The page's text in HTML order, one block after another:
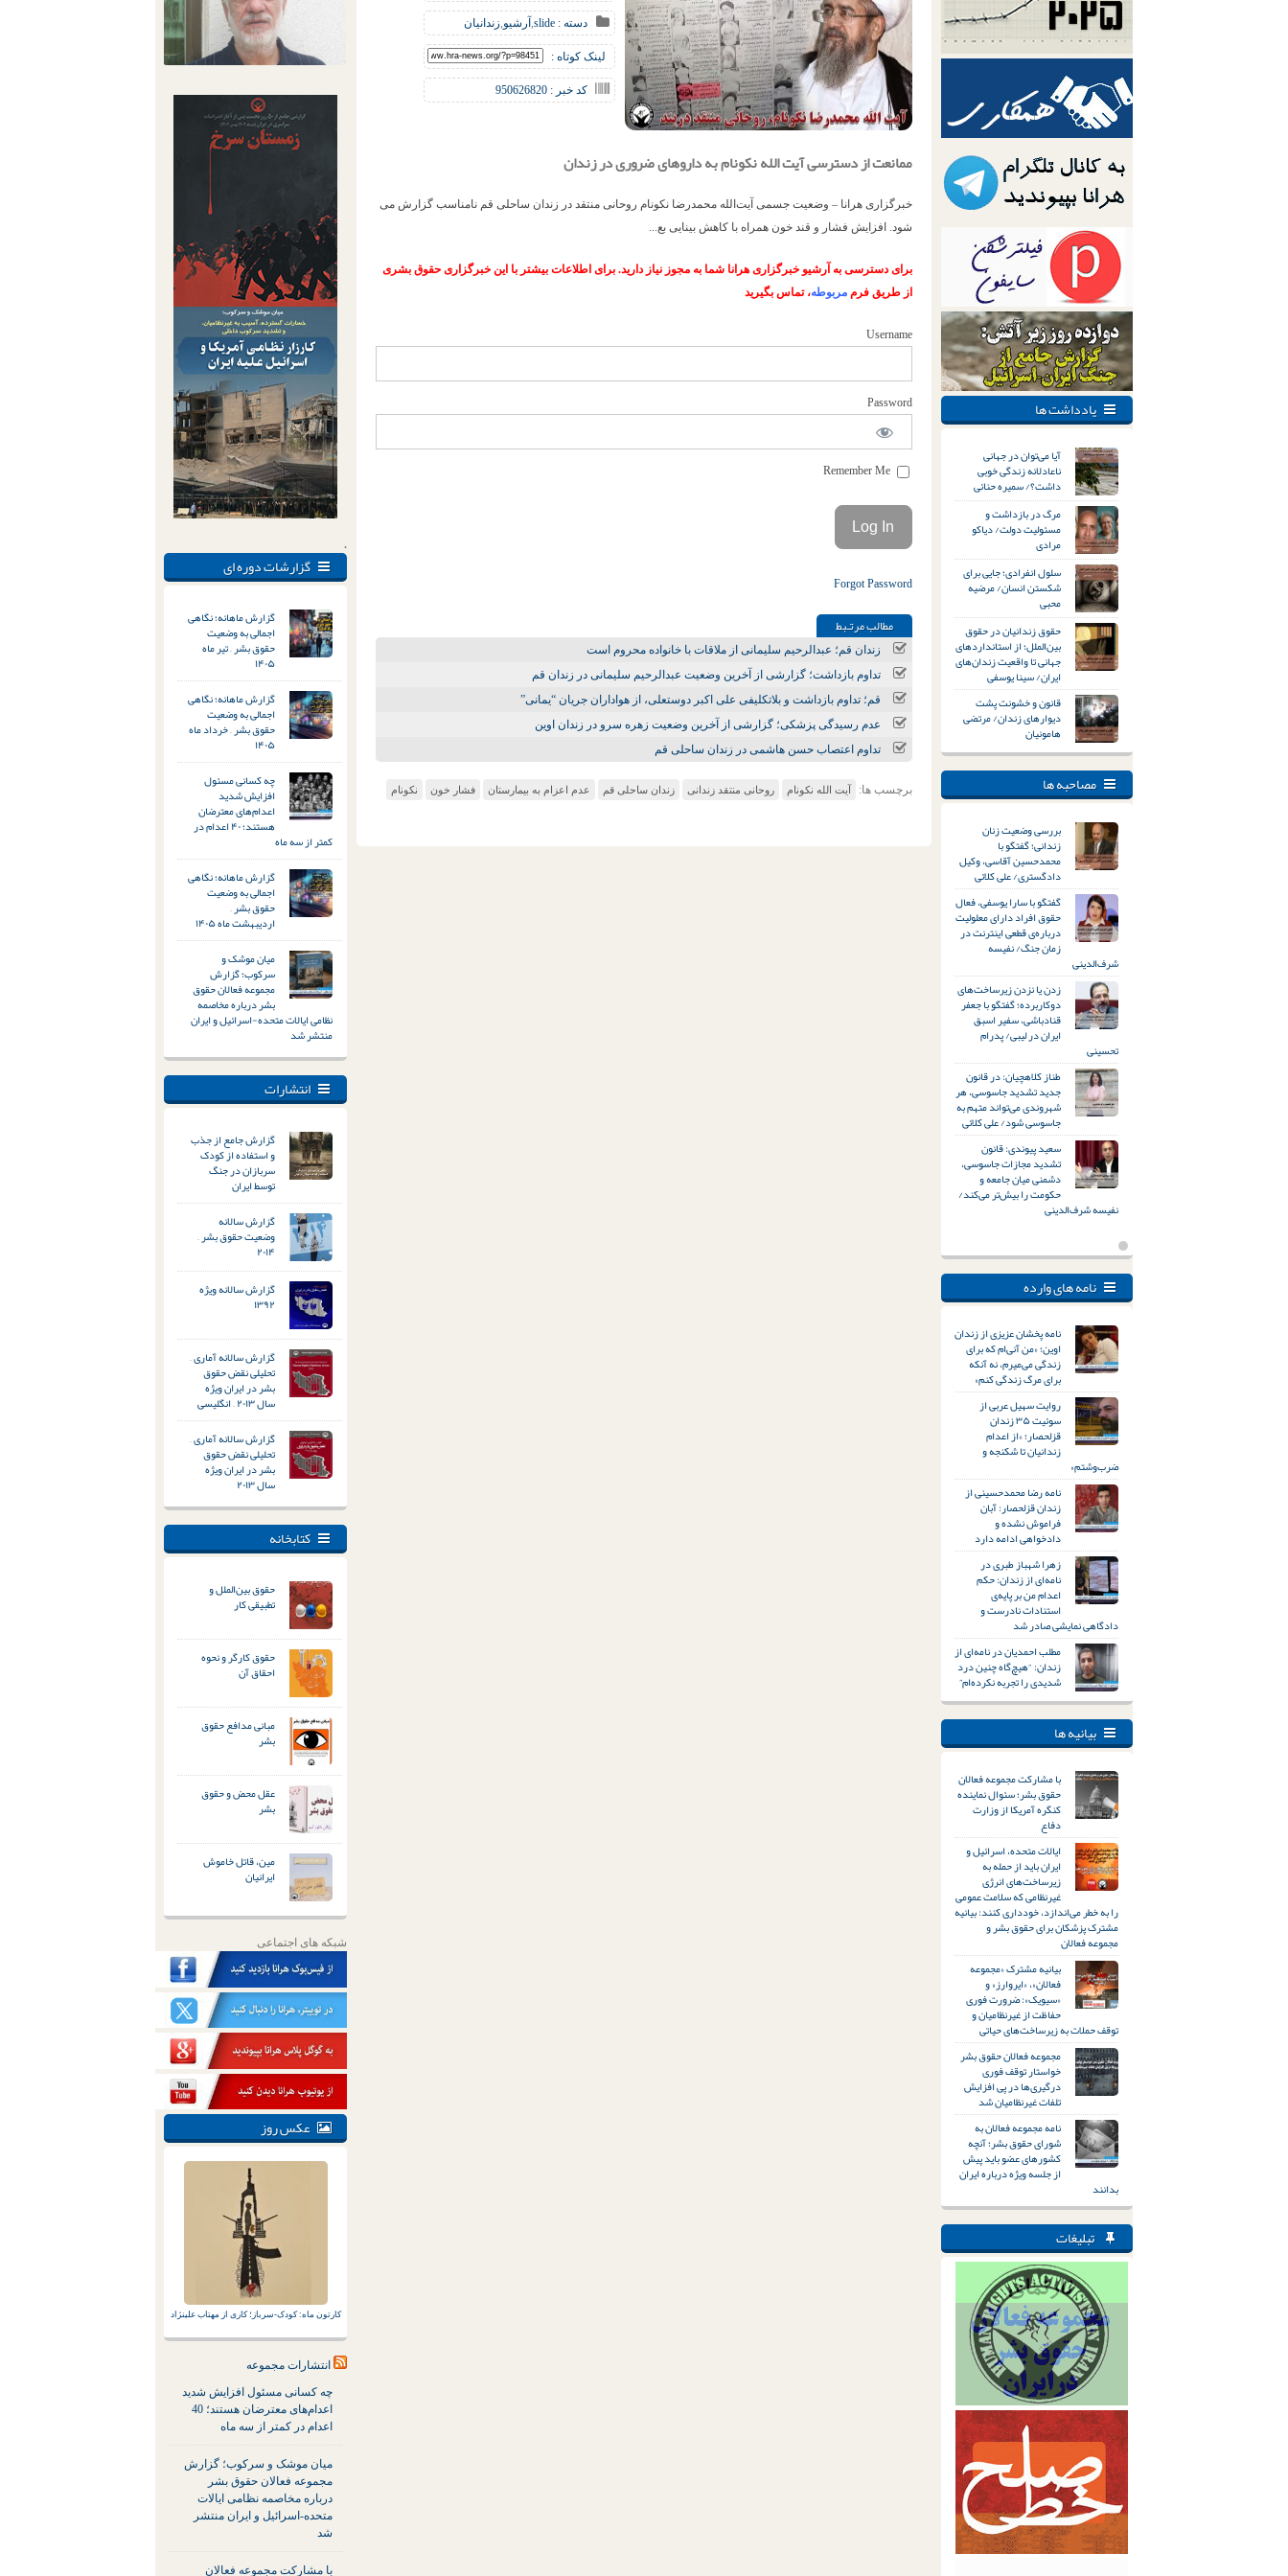
.
گزارشات دوره ای
گزارش ماهانه؛ نگاهی
اجمالی به وضعیت
حقوق بشر – تیر ماه
۱۴۰۵
گزارش ماهانه؛ نگاهی
اجمالی به وضعیت
حقوق بشر – خرداد ماه
۱۴۰۵
چه کسانی مسئول
افزایش شدید
اعدام‌های معترضان
هستند؛ ۴۰ اعدام در
کمتر از سه ماه
گزارش ماهانه؛ نگاهی
اجمالی به وضعیت
حقوق بشر –
اردیبهشت ماه ۱۴۰۵
میان موشک و
سرکوب؛ گزارش
مجموعه فعالان حقوق
بشر درباره مخاصمه
نظامی ایالات متحده-اسرائیل و ایران
منتشر شد
انتشارات
گزارش جامع از جذب
و استفاده از کودک
سربازان در جنگ
توسط ایران
گزارش سالانه
وضعیت حقوق بشر –
۲۰۱۴
گزارش سالانه ویژه
۱۳۹۲
گزارش سالانه آماری –
تحلیلی نقض حقوق
بشر در ایران ویژه
سال ۲۰۱۳ – انگلیسی
گزارش سالانه آماری –
تحلیلی نقض حقوق
بشر در ایران ویژه
سال ۲۰۱۳
کتابخانه
حقوق بین‌الملل و
تطبیقی کار
حقوق کارگر و نحوه
احقاق آن
مبانی مدافع حقوق
بشر
عقل محض و حقوق
بشر
مین، قاتل خاموش
ایرانیان
شبکه های اجتماعی
عکس روز
کارتون ماه: کودک-سرباز؛ کاری از مهتاب علینژاد
انتشارات مجموعه
چه کسانی مسئول افزایش شدید
اعدام‌های معترضان هستند؛ 40
اعدام در کمتر از سه ماه
میان موشک و سرکوب؛ گزارش
مجموعه فعالان حقوق بشر
درباره مخاصمه نظامی ایالات
متحده-اسرائیل و ایران منتشر
شد
با مشارکت مجموعه فعالان
دسته : slide
,آرشیو,زندانیان
لینک کوتاه :
کد خبر : 950626820
ممانعت از دسترسی آیت الله نکونام به داروهای ضروری در زندان
خبرگزاری هرانا – وضعیت جسمی آیت‌الله محمدرضا نکونام روحانی منتقد در زندان ساحلی قم نامناسب گزارش می
شود. افزایش فشار و قند خون همراه با کاهش بینایی بع...
برای دسترسی به آرشیو خبرگزاری هرانا شما به مجوز نیاز دارید. برای اطلاعات بیشتر با این خبرگزاری حقوق بشری
از طریق فرم مربوطه، تماس بگیرید
Username
Password
Forgot Password
مطالب مرتـبط
زندان قم؛ عبدالرحیم سلیمانی از ملاقات با خانواده محروم است
تداوم بازداشت؛ گزارشی از آخرین وضعیت عبدالرحیم سلیمانی در زندان قم
قم؛ تداوم بازداشت و بلاتکلیفی علی اکبر دوستعلی، از هواداران جریان “یمانی”
عدم رسیدگی پزشکی؛ گزارشی از آخرین وضعیت زهره سرو در زندان اوین
تداوم اعتصاب حسن هاشمی در زندان ساحلی قم
برچسب ها: آیت الله نکونام روحانی منتقد زندانی زندان ساحلی قم عدم اعزام به بیمارستان فشار خون نکونام
یادداشت ها
آیا می‌توان در جهانی
ناعادلانه زندگی خوبی
داشت؟/ سمیره حنائی
مرگ در بازداشت و
مسئولیت دولت/ دیاکو
مرادی
سلول انفرادی؛ جایی برای
شکستن انسان/ مرضیه
محبی
حقوق زندانیان در حقوق
بین‌الملل؛ از استانداردهای
جهانی تا واقعیت زندان‌های
ایران/ سینا یوسفی
قانون و خشونت پشت
دیوارهای زندان/ مرتضی
هامونیان
مصاحبه ها
بررسی وضعیت زنان
زندانی؛ گفتگو با
محمدحسین آقاسی، وکیل
دادگستری/ علی کلائی
گفتگو با سارا یوسفی، فعال
حقوق افراد دارای معلولیت
درباره‌ی قطعی اینترنت در
زمان جنگ/ نفیسه
شرف‌الدینی
زدن یا نزدن زیرساخت‌های
دوکاربرده؛ گفتگو با جعفر
قنادباشی، سفیر اسبق
ایران در لیبی/ پدرام
تحسینی
طناز کلاهچیان: در قانون
جدید تشدید جاسوسی، هر
شهروندی می‌تواند متهم به
جاسوسی شود/ علی کلائی
سعید پیوندی: قانون
تشدید مجازات جاسوسی،
دشمنی میان جامعه و
حکومت را بیش‌تر می‌کند/
نفیسه شرف‌الدینی
نامه های وارده
نامه پخشان عزیزی از زندان
اوین؛ «من آنی‌ام که برای
زندگی می‌میرم، نه آنکه
برای مرگ زندگی کنم»
روایت سهیل عربی از
سوئیت ۳۵ زندان
قزلحصار؛ «از اعدام
زندانیان تا شکنجه و
ضرب‌وشتم»
نامه رضا محمدحسینی از
زندان قزلحصار: آبان
فراموش نشده و
دادخواهی ادامه دارد
زهرا شهباز طبری در
نامه‌ای از زندان: حکم
اعدام من بر پایه‌ی
استنادات نادرست و
دادگاهی نمایشی صادر شد
مطلب احمدیان در نامه‌ای از
زندان: “هیچ‌گاه چنین درد
شدیدی را تجربه نکرده‌ام”
بیانیه ها
با مشارکت مجموعه فعالان
حقوق بشر؛ سئوال نماینده
کنگره آمریکا از وزارت
دفاع
ایالات متحده، اسرائیل و
ایران باید از حمله به
زیرساخت‌های انرژی
غیرنظامی که سلامت عمومی
را به خطر می‌اندازد، خودداری کنند: بیانیه
مشترک پزشکان برای حقوق بشر و
مجموعه فعالان
بیانیه مشترک «مجموعه
فعالان»، «ایروارز» و
«سیویک»: ضرورت فوری
حفاظت از غیرنظامیان و
توقف حملات به زیرساخت‌های حیاتی
مجموعه فعالان حقوق بشر
خواستار توقف فوری
درگیری‌ها در پی افزایش
تلفات غیرنظامیان شد
نامه مجموعه فعالان به
شورای حقوق بشر؛ آنچه
کشورهای عضو باید پیش
از جلسه ویژه درباره ایران
بدانند
تبلیغات